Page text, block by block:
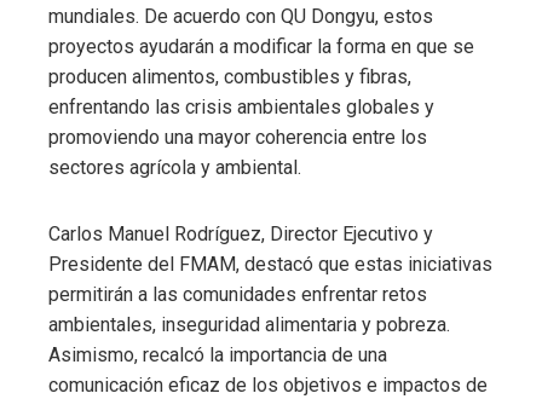
mundiales. De acuerdo con QU Dongyu, estos
proyectos ayudarán a modificar la forma en que se
producen alimentos, combustibles y fibras,
enfrentando las crisis ambientales globales y
promoviendo una mayor coherencia entre los
sectores agrícola y ambiental.
Carlos Manuel Rodríguez, Director Ejecutivo y
Presidente del FMAM, destacó que estas iniciativas
permitirán a las comunidades enfrentar retos
ambientales, inseguridad alimentaria y pobreza.
Asimismo, recalcó la importancia de una
comunicación eficaz de los objetivos e impactos de